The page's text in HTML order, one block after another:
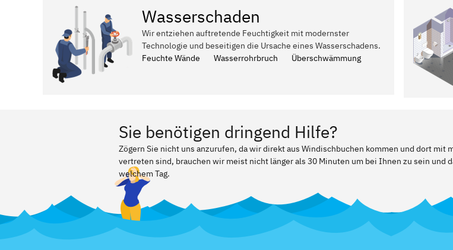
Wasserschaden
Wir entziehen auftretende Feuchtigkeit mit modernster
Technologie und beseitigen die Ursache eines Wasserschadens.
Feuchte Wände
Wasserrohrbruch Überschwämmung
Sie benötigen dringend Hilfe?
Zögern Sie nicht uns anzurufen, da wir direkt aus Windischbuchen kommen und dort mit
vertreten sind, brauchen wir meist nicht länger als 30 Minuten um bei Ihnen zu sein und
welchem Tag.